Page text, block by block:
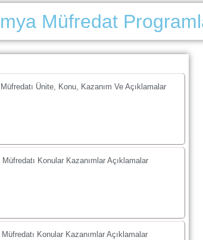
Müfredat
Ünite, Konu, Kazanım Ve Açıklamalar
Müfredatı Konular Kazanımlar Açıklamalar
Müfredatı Konular Kazanımlar Açıklamalar